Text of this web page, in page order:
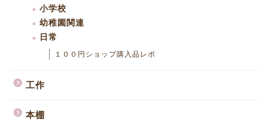
小学校
幼稚園関連
日常
１００円ショップ購入品レポ
工作
本棚